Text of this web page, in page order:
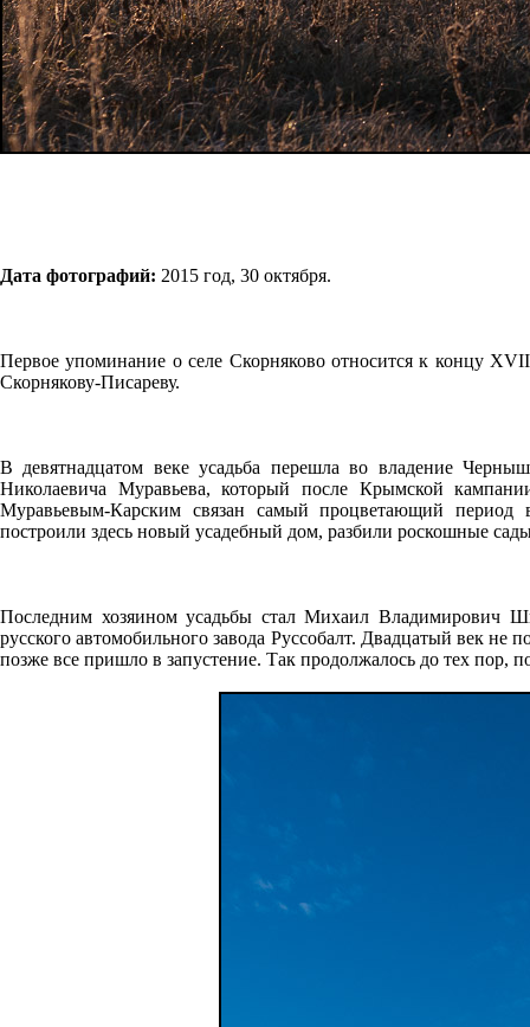
Дата фотографий: 2015 год, 30 октября.
Первое упоминание о селе Скорняково относится к концу
Скорнякову-Писареву.
В девятнадцатом веке усадьба перешла во владение
Николаевича Муравьева, который после Крымской
Муравьевым-Карским связан самый процветающий период
построили здесь новый усадебный дом, разбили роскошные
Последним хозяином усадьбы стал Михаил Владимирович
русского автомобильного завода Руссобалт. Двадцатый век
позже все пришло в запустение. Так продолжалось до тех пор,